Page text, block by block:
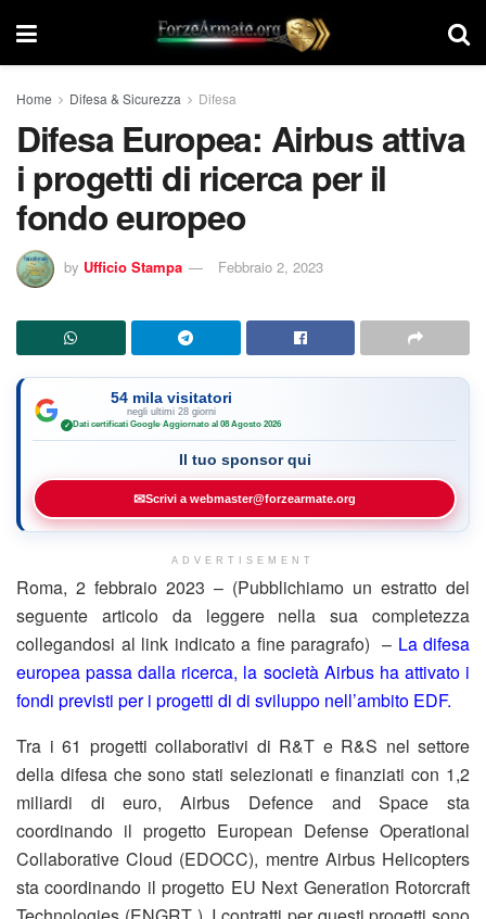
Home Difesa & Sicurezza Difesa
Difesa Europea: Airbus attiva
i progetti di ricerca per il
fondo europeo
by Ufficio Stampa Febbraio 2, 2023
54 mila visitatori
negli ultimi 28 giorni
✓ Dati certificati Google·Aggiornato al 08 Agosto 2026
Il tuo sponsor qui
✉Scrivi a webmaster@forzearmate.org
ADVERTISEMENT
Roma, 2 febbraio 2023 – (Pubblichiamo un estratto del
seguente articolo da leggere nella sua completezza
collegandosi al link indicato a fine paragrafo) – La difesa
europea passa dalla ricerca, la società Airbus ha attivato i
fondi previsti per i progetti di di sviluppo nell’ambito EDF.
Tra i 61 progetti collaborativi di R&T e R&S nel settore
della difesa che sono stati selezionati e finanziati con 1,2
miliardi di euro, Airbus Defence and Space sta
coordinando il progetto European Defense Operational
Collaborative Cloud (EDOCC), mentre Airbus Helicopters
sta coordinando il progetto EU Next Generation Rotorcraft